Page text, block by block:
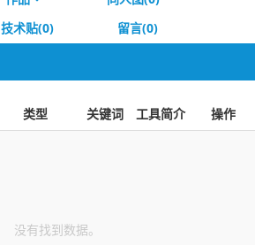
技术贴(0) 留言(0)
类型 关键词 工具简介 操作
没有找到数据。